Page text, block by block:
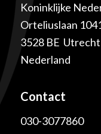
Koninklijke
Orteliuslaan
3528 BE Utrecht
Nederland
Contact
030-3077860